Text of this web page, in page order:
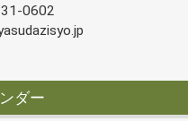
052-931-0602
ダー